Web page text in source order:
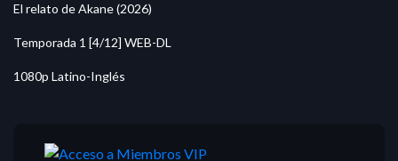
El relato de Akane (2026)
Temporada 1 [4/12] WEB-DL
1080p Latino-Inglés